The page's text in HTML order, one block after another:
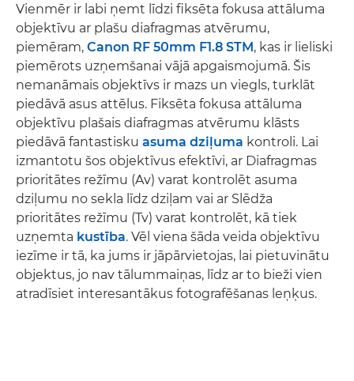
Vienmēr ir labi ņemt līdzi fiksēta fokusa attāluma
objektīvu ar plašu diafragmas atvērumu,
piemēram, Canon RF 50mm F1.8 STM, kas ir lieliski
piemērots uzņemšanai vājā apgaismojumā. Šis
nemanāmais objektīvs ir mazs un viegls, turklāt
piedāvā asus attēlus. Fiksēta fokusa attāluma
objektīvu plašais diafragmas atvērumu klāsts
piedāvā fantastisku asuma dziļuma kontroli. Lai
izmantotu šos objektīvus efektīvi, ar Diafragmas
prioritātes režīmu (Av) varat kontrolēt asuma
dziļumu no sekla līdz dziļam vai ar Slēdža
prioritātes režīmu (Tv) varat kontrolēt, kā tiek
uzņemta kustība. Vēl viena šāda veida objektīvu
iezīme ir tā, ka jums ir jāpārvietojas, lai pietuvinātu
objektus, jo nav tālummaiņas, līdz ar to bieži vien
atradīsiet interesantākus fotografēšanas leņķus.